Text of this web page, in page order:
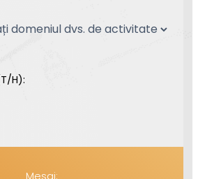
H):
Mesaj: